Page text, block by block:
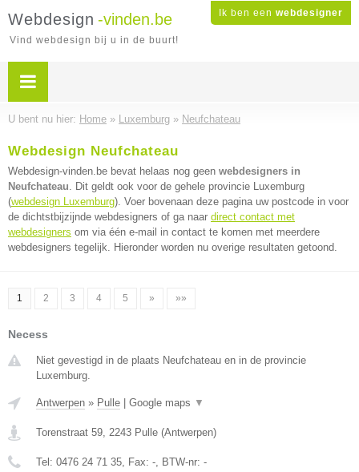
Ik ben een webdesigner
Webdesign -vinden.be
Vind webdesign bij u in de buurt!
U bent nu hier: Home » Luxemburg » Neufchateau
Webdesign Neufchateau
Webdesign-vinden.be bevat helaas nog geen webdesigners in
Neufchateau. Dit geldt ook voor de gehele provincie Luxemburg
(webdesign Luxemburg). Voer bovenaan deze pagina uw postcode in voor
de dichtstbijzijnde webdesigners of ga naar direct contact met
webdesigners om via één e-mail in contact te komen met meerdere
webdesigners tegelijk. Hieronder worden nu overige resultaten getoond.
1 2 3 4 5 » »»
Necess
Niet gevestigd in de plaats Neufchateau en in de provincie
Luxemburg.
Antwerpen » Pulle Google maps ▼
Torenstraat 59, 2243 Pulle (Antwerpen)
Tel: 0476 24 71 35, Fax: -, BTW-nr: -